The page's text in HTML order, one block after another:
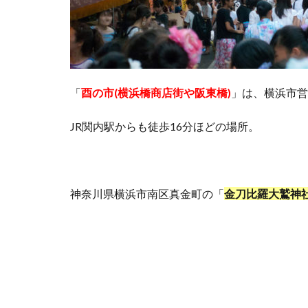
「酉の市(横浜橋商店街や阪東橋) 」は、横浜市
JR関内駅からも徒歩16分ほどの場所。
神奈川県横浜市南区真金町の「金刀比羅大鷲神